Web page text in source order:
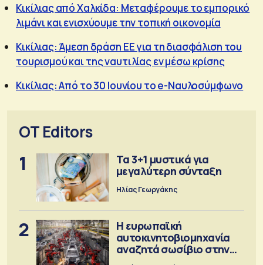
Κικίλιας από Χαλκίδα: Μεταφέρουμε το εμπορικό
λιμάνι και ενισχύουμε την τοπική οικονομία
Κικίλιας: Άμεση δράση ΕΕ για τη διασφάλιση του
τουρισμού και της ναυτιλίας εν μέσω κρίσης
Κικίλιας: Από το 30 Ιουνίου το e-Ναυλοσύμφωνο
OT Editors
1
Τα 3+1 μυστικά για
μεγαλύτερη σύνταξη
Ηλίας Γεωργάκης
2
Η ευρωπαϊκή
αυτοκινητοβιομηχανία
αναζητά σωσίβιο στην
Κίνα